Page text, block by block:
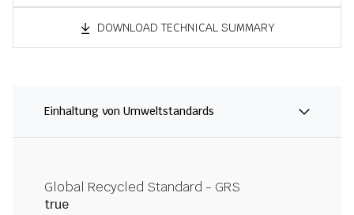
DOWNLOAD TECHNICAL SUMMARY
Einhaltung von Umweltstandards
Global Recycled Standard - GRS
true